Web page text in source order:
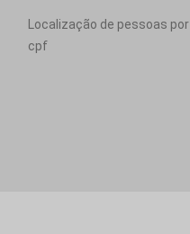
Localização de pessoas por
cpf